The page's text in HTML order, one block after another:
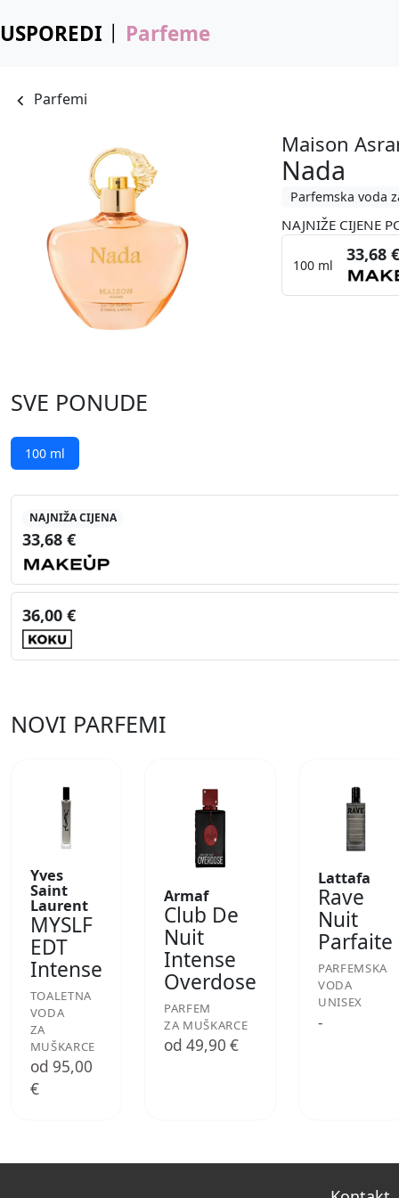
USPOREDI Parfeme
Parfemi
Maison
Nada
Parfemska voda
NAJNIŽE CIJENE
100 ml
33,68
SVE PONUDE
100 ml
NAJNIŽA CIJENA
33,68 €
36,00 €
NOVI PARFEMI
Yves
Saint
Laurent
MYSLF
EDT
Intense
TOALETNA
VODA
ZA
MUŠKARCE
od 95,00
€
Armaf
Club De
Nuit
Intense
Overdose
PARFEM
ZA MUŠKARCE
od 49,90 €
Lattafa
Rave
Nuit
Parfaite
PARFEMSKA
VODA
UNISEX
-